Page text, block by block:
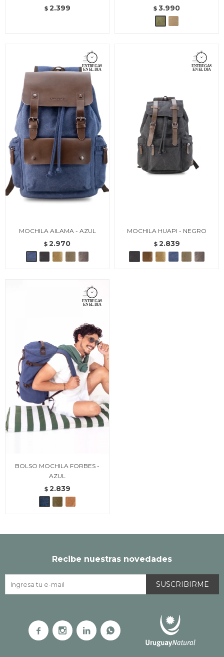
$ 2.399 $ 3.990
MOCHILA AILAMA - AZUL
$ 2.970
MOCHILA HUAPI - NEGRO
$ 2.839
BOLSO MOCHILA FORBES -
AZUL
$ 2.839
Recibe nuestras novedades
SUSCRIBIRME
   